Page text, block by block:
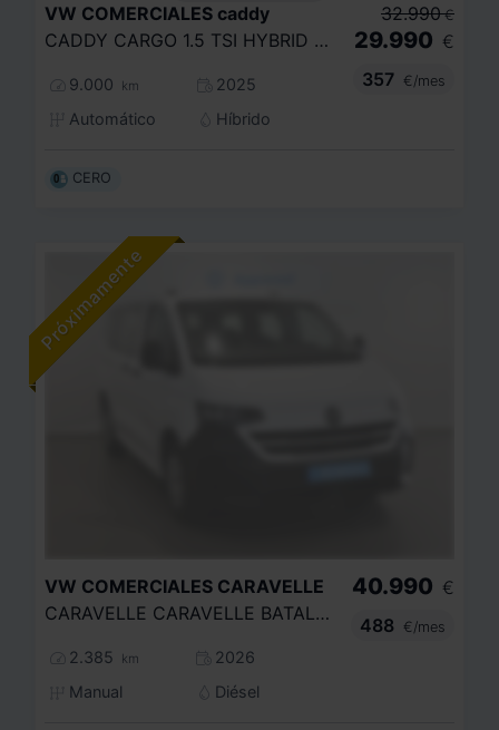
VW COMERCIALES caddy
CADDY CARGO 1.5 TSI HYBRID 85 KW (116 CV) / 85 KW (116 CV) DSG 6 VEL.
9.000 km
2025
Automático
Híbrido
32.990 €
29.990 €
357
€/mes
CERO
VW COMERCIALES CARAVELLE
CARAVELLE CARAVELLE BATALLA CORTA 2.0 TDI 81 KW (110 CV) 6 VEL.
2.385 km
2026
Manual
Diésel
40.990 €
488
€/mes